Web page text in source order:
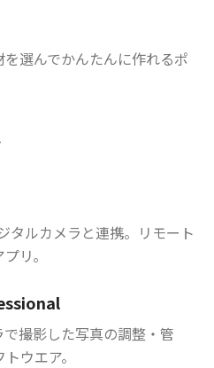
選んでかんたんに作れるポ
タルカメラと連携。リモート
リ。
撮影した写真の調整・管
ウエア。